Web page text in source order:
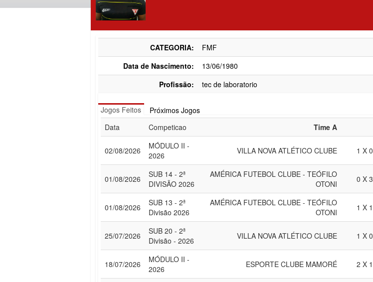
CATEGORIA:
FMF
Data de Nascimento:
13/06/1980
Profissão:
tec de laboratorio
Jogos Feitos
Próximos Jogos
Data
Competicao Time A
02/08/2026
MÓDULO II -
2026
VILLA NOVA ATLÉTICO CLUBE 1 X 0
01/08/2026
SUB 14 - 2ª
DIVISÃO 2026
AMÉRICA FUTEBOL CLUBE - TEÓFILO
OTONI
0 X 3
01/08/2026
SUB 13 - 2ª
Divisão 2026
AMÉRICA FUTEBOL CLUBE - TEÓFILO
OTONI
1 X 1
25/07/2026
SUB 20 - 2ª
Divisão - 2026
VILLA NOVA ATLÉTICO CLUBE 1 X 0
18/07/2026
MÓDULO II -
2026
ESPORTE CLUBE MAMORÉ 2 X 1